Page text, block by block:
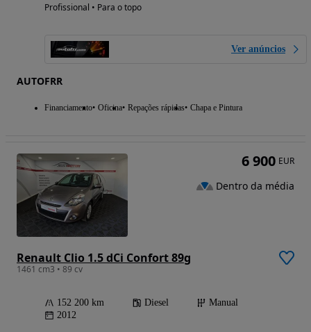
Profissional • Para o topo
Ver anúncios
AUTOFRR
Financiamento Oficina Repações rápidas Chapa e Pintura
Renault Clio 1.5 dCi Confort 89g
1461 cm3 • 89 cv
152 200 km Diesel
Manual
2012
6 900 EUR
Dentro da média